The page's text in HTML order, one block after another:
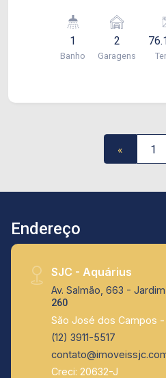
1
Banho
2
Garagens
« 1
Endereço
SJC - Aquárius
Av. Salmão, 663 - Jardim
260
São José dos Campos -
(12) 3911-5517
Creci: 20632-J